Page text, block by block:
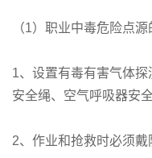
（1）职业中毒危险点
1、设置有毒有害气体探
安全绳、空气呼吸器安
2、作业和抢救时必须戴